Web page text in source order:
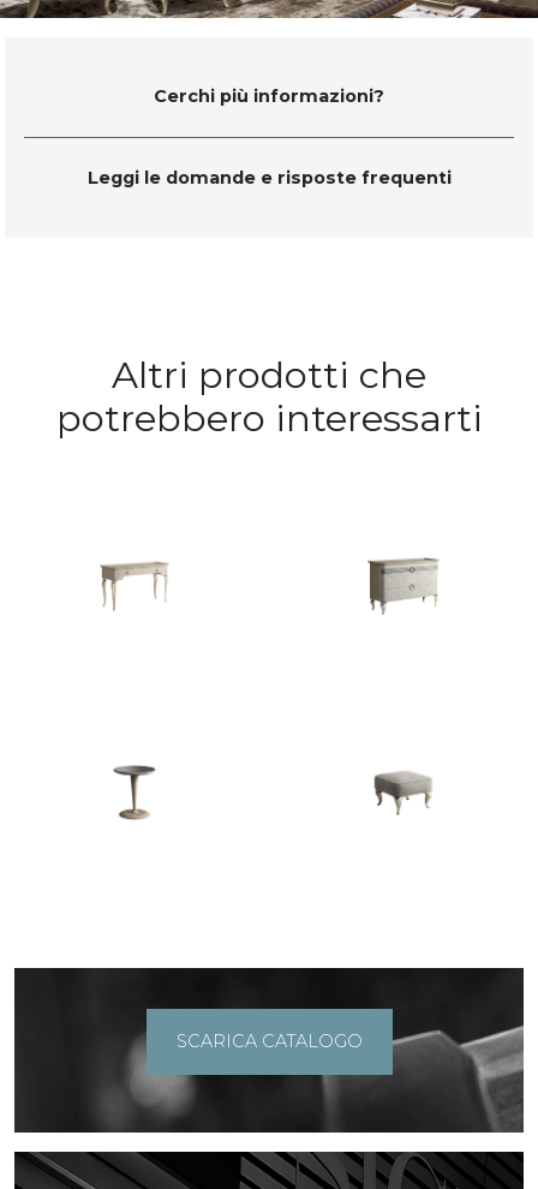
Cerchi più informazioni?
Leggi le domande e risposte frequenti
Altri prodotti che
potrebbero interessarti
SCARICA CATALOGO